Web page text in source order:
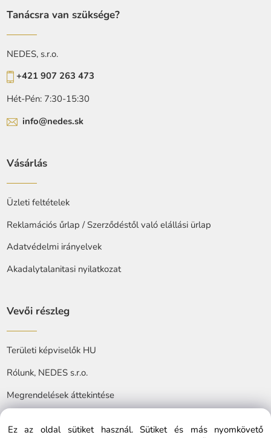
Tanácsra van szüksége?
NEDES, s.r.o.
+421 907 263 473
Hét-Pén: 7:30-15:30
info@nedes.sk
Vásárlás
Üzleti feltételek
Reklamációs űrlap / Szerződéstől való elállási ürlap
Adatvédelmi irányelvek
Akadalytalanitasi nyilatkozat
Vevői részleg
Területi képviselők HU
Rólunk, NEDES s.r.o.
Megrendelések áttekintése
Ez az oldal sütiket használ. Sütiket és más nyomkövető